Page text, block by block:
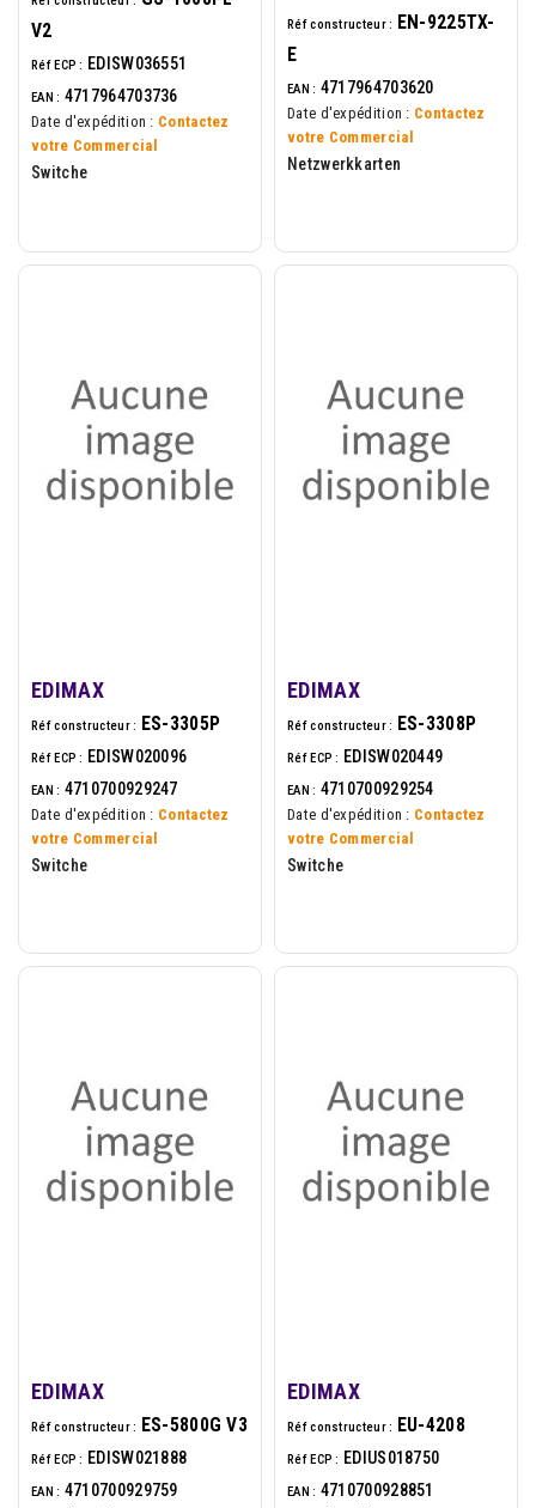
V2
Réf ECP : EDISW036551
EAN : 4717964703736
Date d'expédition : Contactez
votre Commercial
Switche
Réf constructeur :
EN-9225TX-
E
EAN : 4717964703620
Date d'expédition : Contactez
votre Commercial
Netzwerkkarten
EDIMAX
Réf constructeur : ES-3305P
Réf ECP : EDISW020096
EAN : 4710700929247
Date d'expédition : Contactez
votre Commercial
Switche
EDIMAX
Réf constructeur : ES-3308P
Réf ECP : EDISW020449
EAN : 4710700929254
Date d'expédition : Contactez
votre Commercial
Switche
EDIMAX
Réf constructeur : ES-5800G V3
Réf ECP : EDISW021888
EAN : 4710700929759
EDIMAX
Réf constructeur : EU-4208
Réf ECP : EDIUS018750
EAN : 4710700928851